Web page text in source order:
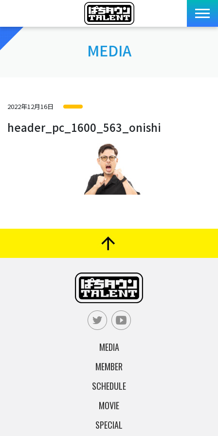
MEDIA
2022年12月16日
header_pc_1600_563_onishi
MEDIA
MEMBER
SCHEDULE
MOVIE
SPECIAL